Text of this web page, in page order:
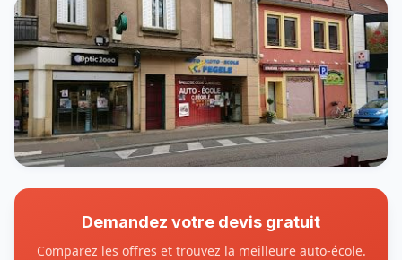
Demandez votre devis gratuit
Comparez les offres et trouvez la meilleure auto-école.